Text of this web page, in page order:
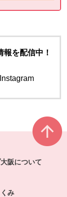
を配信中！
。
Instagram
別のウィンドウ
阪について
み